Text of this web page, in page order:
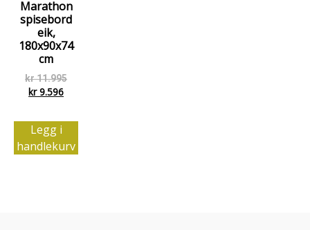
Marathon
spisebord
eik,
180x90x74
cm
kr11.995
kr9.596
Legg i
handlekurv